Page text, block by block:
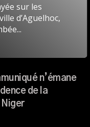
sur les
d’Aguelhoc,
n’émane
de la
Niger